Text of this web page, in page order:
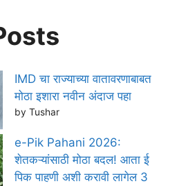
IMD चा राज्याच्या वातावरणाबाबत
मोठा इशारा नवीन अंदाज पहा
by Tushar
e-Pik Pahani 2026:
शेतकऱ्यांसाठी मोठा बदल! आता ई
पिक पाहणी अशी करावी लागेल 3